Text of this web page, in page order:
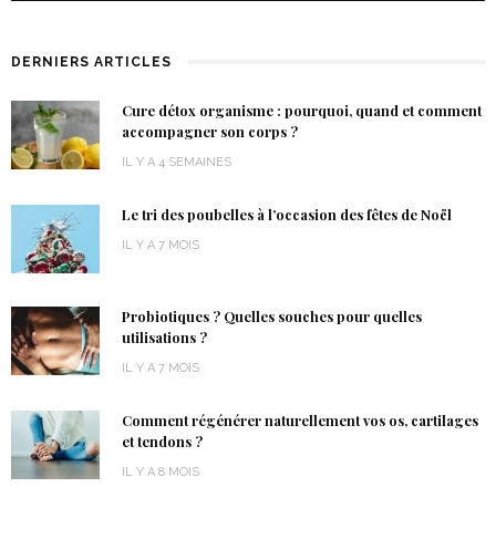
DERNIERS ARTICLES
Cure détox organisme : pourquoi, quand et comment
accompagner son corps ?
IL Y A 4 SEMAINES
Le tri des poubelles à l’occasion des fêtes de Noël
IL Y A 7 MOIS
Probiotiques ? Quelles souches pour quelles
utilisations ?
IL Y A 7 MOIS
Comment régénérer naturellement vos os, cartilages
et tendons ?
IL Y A 8 MOIS